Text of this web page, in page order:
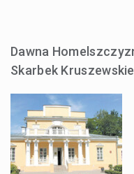
Dawna
Skarbek